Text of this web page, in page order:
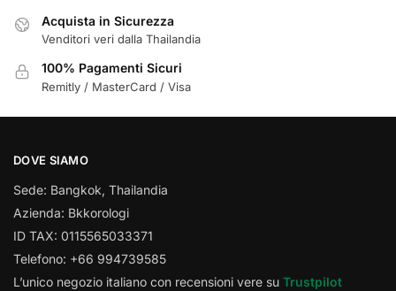
Acquista in Sicurezza
Venditori veri dalla Thailandia
100% Pagamenti Sicuri
Remitly / MasterCard / Visa
DOVE SIAMO
Sede: Bangkok, Thailandia
Azienda: Bkkorologi
ID TAX: 0115565033371
Telefono: +66 994739585
L’unico negozio italiano con recensioni vere su Trustpilot